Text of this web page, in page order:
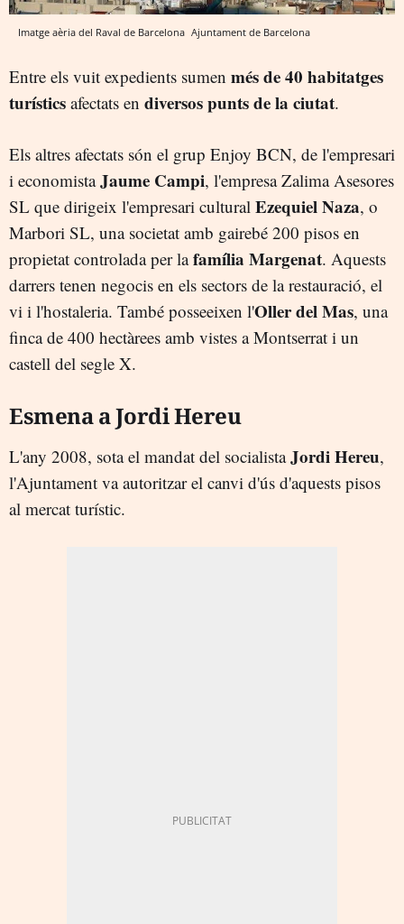
Imatge aèria del Raval de Barcelona Ajuntament de Barcelona
Entre els vuit expedients sumen més de 40 habitatges
turístics afectats en diversos punts de la ciutat.
Els altres afectats són el grup Enjoy BCN, de l'empresari
i economistaJaume Campi, l'empresa Zalima Asesores
SL que dirigeix l'empresari cultural Ezequiel Naza, o
Marbori SL, una societat amb gairebé 200 pisos en
propietat controlada per lafamília Margenat. Aquests
darrers tenen negocis en els sectors de la restauració, el
vi i l'hostaleria. També posseeixen l'Oller del Mas, una
finca de 400 hectàrees amb vistes a Montserrat i un
castell del segle X.
Esmena a Jordi Hereu
L'any 2008, sota el mandat del socialistaJordi Hereu,
l'Ajuntament va autoritzar el canvi d'ús d'aquests pisos
al mercat turístic.